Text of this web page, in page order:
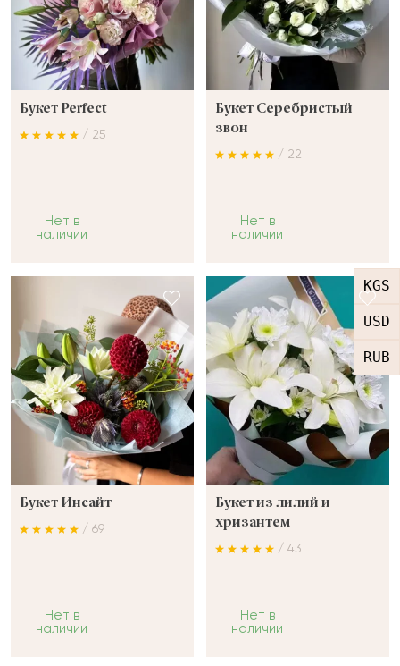
KGS
USD
RUB
Букет Perfect
/ 25
Нет в
наличии
Букет Серебристый
звон
/ 22
Нет в
наличии
Букет Инсайт
/ 69
Нет в
наличии
Букет из лилий и
хризантем
/ 43
Нет в
наличии